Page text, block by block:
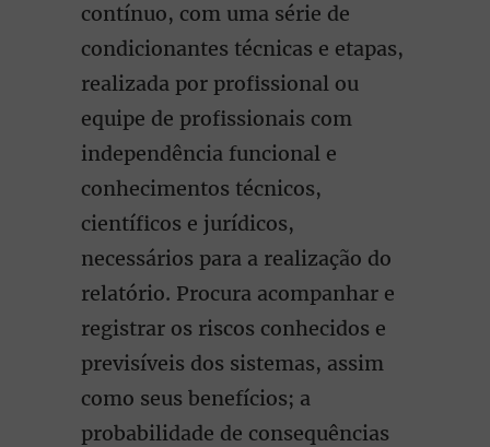
contínuo, com uma série de
condicionantes técnicas e etapas,
realizada por profissional ou
equipe de profissionais com
independência funcional e
conhecimentos técnicos,
científicos e jurídicos,
necessários para a realização do
relatório. Procura acompanhar e
registrar os riscos conhecidos e
previsíveis dos sistemas, assim
como seus benefícios; a
probabilidade de consequências